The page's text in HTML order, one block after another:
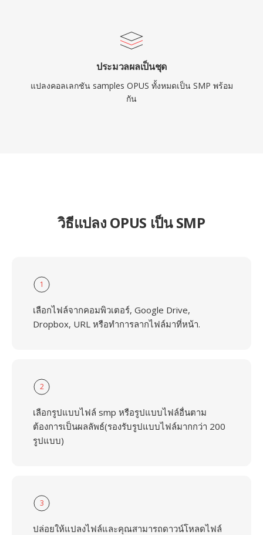
ประมวลผลเป็นชุด
แปลงคอลเลกชัน samples OPUS ทั้งหมดเป็น SMP พร้อม
กัน
วิธีแปลง OPUS เป็น SMP
1
เลือกไฟล์จากคอมพิวเตอร์, Google Drive,
Dropbox, URL หรือทำการลากไฟล์มาที่หน้า.
2
เลือกรูปแบบไฟล์ smp หรือรูปแบบไฟล์อื่นตาม
ต้องการเป็นผลลัพธ์(รองรับรูปแบบไฟล์มากกว่า 200
รูปแบบ)
3
ปล่อยให้แปลงไฟล์และคุณสามารถดาวน์โหลดไฟล์